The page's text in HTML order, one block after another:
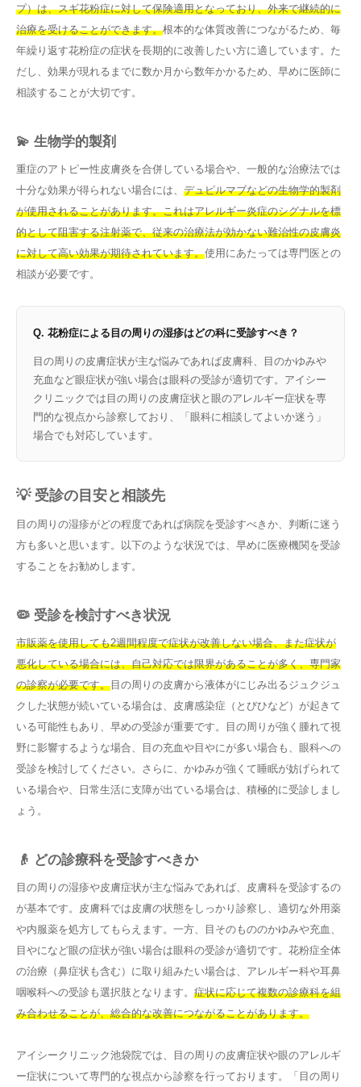
プ）は、スギ花粉症に対して保険適用となっており、外来で継続的に
治療を受けることができます。根本的な体質改善につながるため、毎
年繰り返す花粉症の症状を長期的に改善したい方に適しています。た
だし、効果が現れるまでに数か月から数年かかるため、早めに医師に
相談することが大切です。
💫 生物学的製剤
重症のアトピー性皮膚炎を合併している場合や、一般的な治療法では
十分な効果が得られない場合には、 デュピルマブなどの生物学的製剤
が使用されることがあります。これはアレルギー炎症のシグナルを標
的として阻害する注射薬で、従来の治療法が効かない難治性の皮膚炎
に対して高い効果が期待されています。使用にあたっては専門医との
相談が必要です。
Q. 花粉症による目の周りの湿疹はどの科に受診すべき？
目の周りの皮膚症状が主な悩みであれば皮膚科、目のかゆみや
充血など眼症状が強い場合は眼科の受診が適切です。アイシー
クリニックでは目の周りの皮膚症状と眼のアレルギー症状を専
門的な視点から診察しており、「眼科に相談してよいか迷う」
場合でも対応しています。
💡 受診の目安と相談先
目の周りの湿疹がどの程度であれば病院を受診すべきか、判断に迷う
方も多いと思います。以下のような状況では、早めに医療機関を受診
することをお勧めします。
🦠 受診を検討すべき状況
市販薬を使用しても2週間程度で症状が改善しない場合、また症状が
悪化している場合には、自己対応では限界があることが多く、専門家
の診察が必要です。目の周りの皮膚から液体がにじみ出るジュクジュ
クした状態が続いている場合は、皮膚感染症（とびひなど）が起きて
いる可能性もあり、早めの受診が重要です。目の周りが強く腫れて視
野に影響するような場合、目の充血や目やにが多い場合も、眼科への
受診を検討してください。さらに、かゆみが強くて睡眠が妨げられて
いる場合や、日常生活に支障が出ている場合は、積極的に受診しまし
ょう。
👴 どの診療科を受診すべきか
目の周りの湿疹や皮膚症状が主な悩みであれば、皮膚科を受診するの
が基本です。皮膚科では皮膚の状態をしっかり診察し、適切な外用薬
や内服薬を処方してもらえます。一方、目そのもののかゆみや充血、
目やになど眼の症状が強い場合は眼科の受診が適切です。花粉症全体
の治療（鼻症状も含む）に取り組みたい場合は、アレルギー科や耳鼻
咽喉科への受診も選択肢となります。 症状に応じて複数の診療科を組
み合わせることが、総合的な改善につながることがあります。
アイシークリニック池袋院では、目の周りの皮膚症状や眼のアレルギ
ー症状について専門的な視点から診察を行っております。「目の周り